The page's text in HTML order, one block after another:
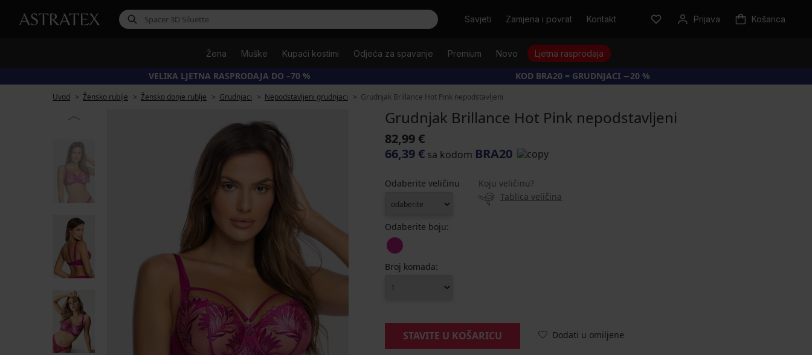
TražitiSavjeti Zamjena i povrat Kontakt Prijava Košarica
Žena Muške Kupaći kostimi Odjeća za spavanje Premium Novo Ljetna rasprodaja
VELIKA LJETNA RASPRODAJA DO –70 % KOD BRA20 = GRUDNJACI −20 %
Uvod Žensko rublje Žensko donje rublje Grudnjaci Nepodstavljeni grudnjaci Grudnjak Brillance Hot Pink nepodstavljeni
Grudnjak Brillance Hot Pink nepodstavljeni
82,99 €
66,39 € sa kodom BRA20
Odaberite veličinu
Koju veličinu?
Tablica veličina
Odaberite boju:
Broj komada:
STAVITE U KOŠARICU Dodati u omiljene